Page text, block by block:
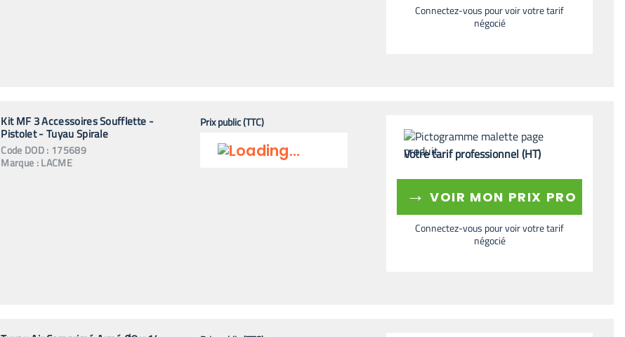
Connectez-vous pour voir votre tarif
négocié
Kit MF 3 Accessoires Soufflette -
Pistolet - Tuyau Spirale
Code DOD: 175689
Marque :LACME
Prix public (TTC)
Votre tarif professionnel (HT)
→ VOIR MON PRIX PRO
Connectez-vous pour voir votre tarif
négocié